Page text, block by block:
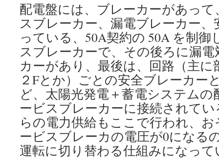
配電盤には、ブレーカーがあっ
スブレーカー、漏電ブレーカー
っている、50A契約の 50A を制
スブレーカーで、その後ろに漏
カーがあり、最後は、回路（主
２Fとか）ごとの安全ブレーカー
ど、太陽光発電＋蓄電システム
ービスブレーカーに接続されて
らの電力供給もここで行われ、
ービスブレーカの電圧が0になる
運転に切り替わる仕組みになっ